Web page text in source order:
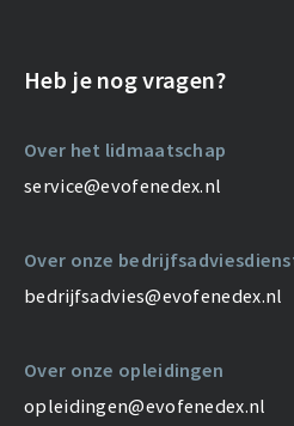
Heb je nog vragen?
Over het lidmaatschap
service@evofenedex.nl
Over onze
bedrijfsadvies@evofenedex.nl
Over onze opleidingen
opleidingen@evofenedex.nl